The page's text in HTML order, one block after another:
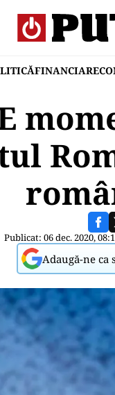
FINANCIAR
Publicat: 06 dec. 2020,
Adaugă-ne ca